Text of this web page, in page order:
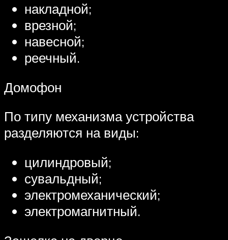
накладной;
врезной;
навесной;
реечный.
Домофон
По типу механизма устройства
разделяются на виды:
цилиндровый;
сувальдный;
электромеханический;
электромагнитный.